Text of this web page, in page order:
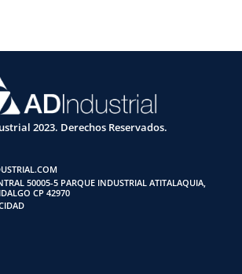
2023. Derechos Reservados.
50005-5 PARQUE INDUSTRIAL ATITALAQUIA,
CP 42970